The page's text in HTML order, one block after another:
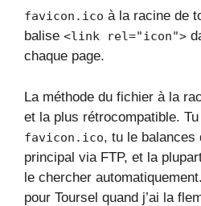
favicon.ico à la racine de
balise <link rel="icon">
chaque page.
La méthode du fichier à la
et la plus rétrocompatible.
favicon.ico, tu le balances
principal via FTP, et la
le chercher
pour Toursel quand j’ai la